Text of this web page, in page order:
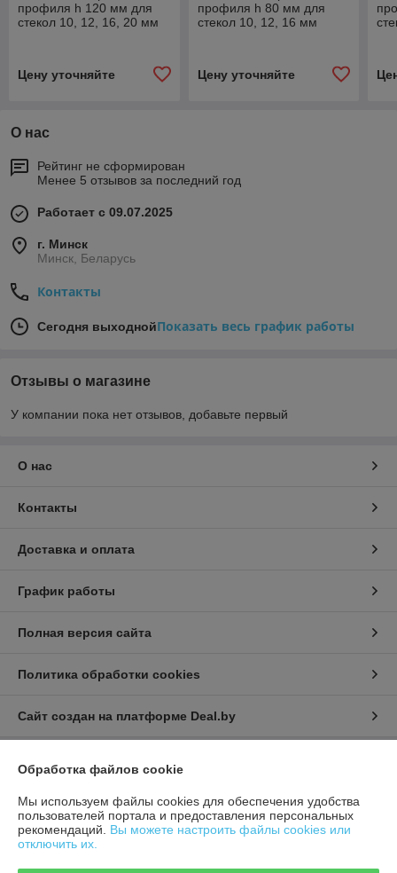
профиля h 120 мм для
стекол 10, 12, 16, 20 мм
Цену уточняйте
профиля h 80 мм для
стекол 10, 12, 16 мм
Цену уточняйте
О нас
Рейтинг не сформирован
Менее 5 отзывов за последний год
Работает с 09.07.2025
г. Минск
Минск, Беларусь
Контакты
Сегодня выходнойПоказать весь график работы
Отзывы о магазине
У компании пока нет отзывов, добавьте первый
О нас
Контакты
Доставка и оплата
График работы
Полная версия сайта
Политика обработки cookies
Сайт создан на платформе Deal.by
Информация для покупателя
Индивидуальный предприниматель:ИП Афонина Екатерина
Александровна
225131 Ул. Рокоссовского, 5 г. Пружаны, Брестская обл.
Обработка файлов cookie
Мы используем файлы cookies для обеспечения удобства
пользователей портала и предоставления персональных
рекомендаций. Вы можете настроить файлы cookies или
отключить их.